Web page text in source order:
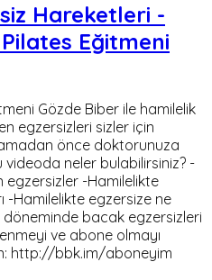
Hareketleri -
Eğitmeni
Gözde Biber ile hamilelik
egzersizleri sizler için
önce doktorunuza
videoda neler bulabilirsiniz? -
egzersizler -Hamilelikte
-Hamilelikte egzersize ne
döneminde bacak egzersizleri
ve abone olmayı
http://bbk.im/aboneyim